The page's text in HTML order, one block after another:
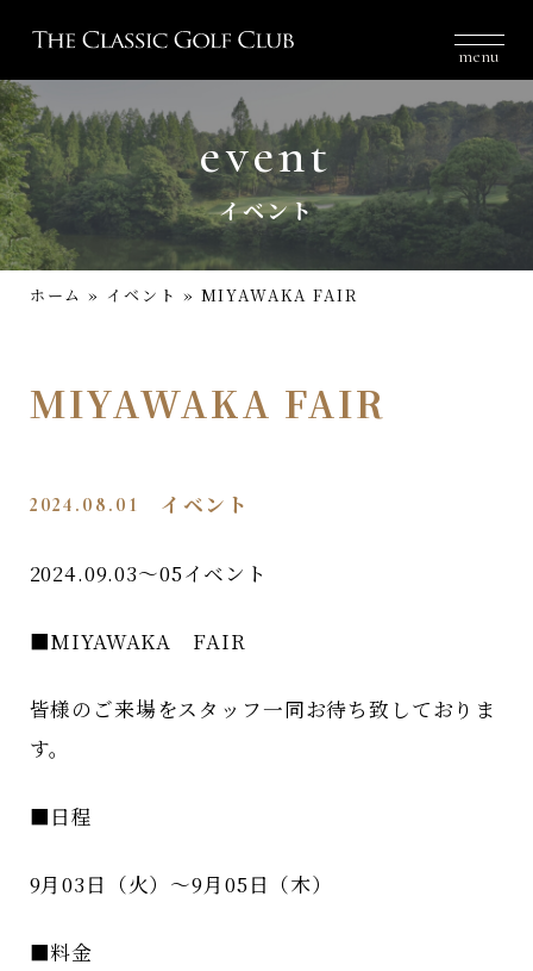
menu
event
イベント
ホーム » イベント » MIYAWAKA FAIR
MIYAWAKA FAIR
2024.08.01 イベント
2024.09.03～05イベント
■MIYAWAKA FAIR
皆様のご来場をスタッフ一同お待ち致しておりま
す。
■日程
9月03日（火）～9月05日（木）
■料金